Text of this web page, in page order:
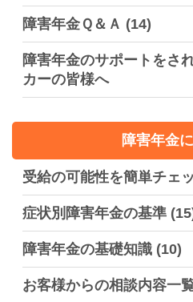
障害年金Ｑ＆Ａ (14)
障害年金のサポートをさ
カーの皆様へ
障害年金
受給の可能性を簡単チェ
症状別障害年金の基準
障害年金の基礎知識 (10)
お客様からの相談内容一